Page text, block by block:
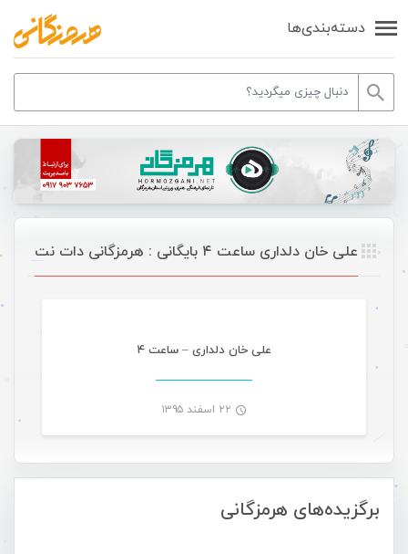
دسته‌بندی‌ها
برگزیده‌های هرمزگانی
علی خان دلداری ساعت ۴ بایگانی : هرمزگانی دات نت
علی خان دلداری – ساعت ۴
۲۲ اسفند ۱۳۹۵